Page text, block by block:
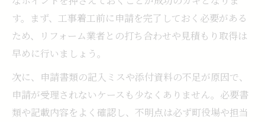
す。まず、工事着工前に申請を完了しておく必要がある
ため、リフォーム業者との打ち合わせや見積もり取得は
早めに行いましょう。
次に、申請書類の記入ミスや添付資料の不足が原因で、
申請が受理されないケースも少なくありません。必要書
類や記載内容をよく確認し、不明点は必ず町役場や担当